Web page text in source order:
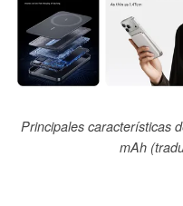
Principales características
mAh